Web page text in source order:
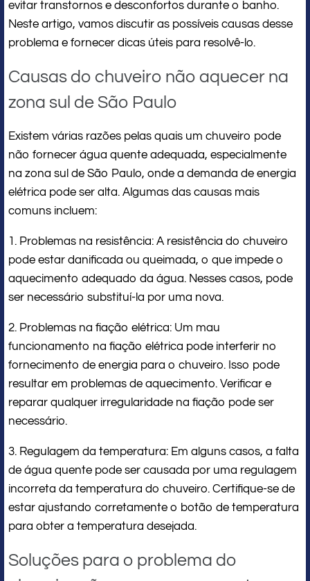
evitar transtornos e desconfortos durante o banho.
Neste artigo, vamos discutir as possíveis causas desse
problema e fornecer dicas úteis para resolvê-lo.
Causas do chuveiro não aquecer na
zona sul de São Paulo
Existem várias razões pelas quais um chuveiro pode
não fornecer água quente adequada, especialmente
na zona sul de São Paulo, onde a demanda de energia
elétrica pode ser alta. Algumas das causas mais
comuns incluem:
1. Problemas na resistência: A resistência do chuveiro
pode estar danificada ou queimada, o que impede o
aquecimento adequado da água. Nesses casos, pode
ser necessário substituí-la por uma nova.
2. Problemas na fiação elétrica: Um mau
funcionamento na fiação elétrica pode interferir no
fornecimento de energia para o chuveiro. Isso pode
resultar em problemas de aquecimento. Verificar e
reparar qualquer irregularidade na fiação pode ser
necessário.
3. Regulagem da temperatura: Em alguns casos, a falta
de água quente pode ser causada por uma regulagem
incorreta da temperatura do chuveiro. Certifique-se de
estar ajustando corretamente o botão de temperatura
para obter a temperatura desejada.
Soluções para o problema do